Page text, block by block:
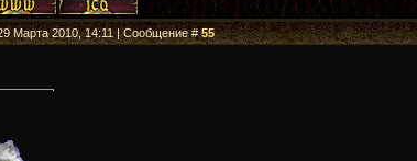
Марта 2010, 14:11 | Сообщение #55